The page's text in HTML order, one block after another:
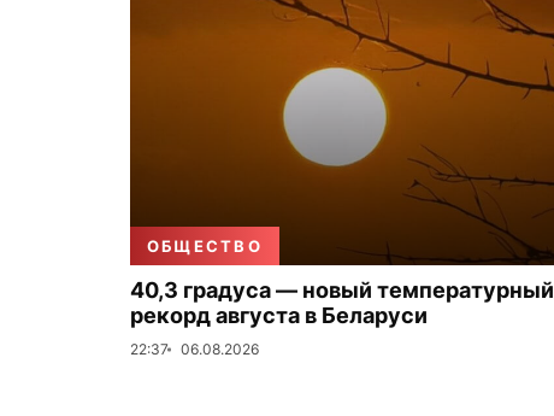
ОБЩЕСТВО
40,3 градуса — новый температурный
рекорд августа в Беларуси
22:37 06.08.2026